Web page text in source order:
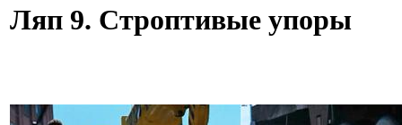
Ляп 9. Строптивые упоры